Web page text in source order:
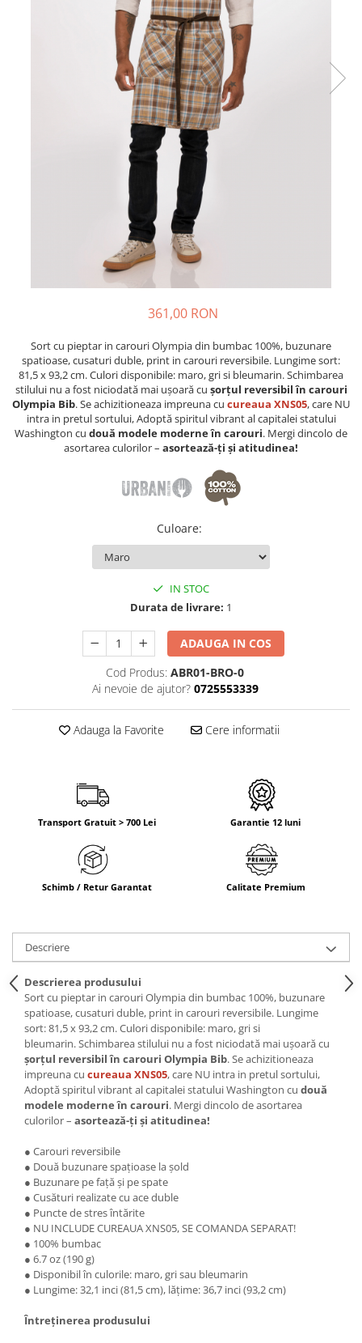
361,00 RON
Sort cu pieptar in carouri Olympia din bumbac 100%, buzunare
spatioase, cusaturi duble, print in carouri reversibile. Lungime sort:
81,5 x 93,2 cm. Culori disponibile: maro, gri si bleumarin. Schimbarea
stilului nu a fost niciodată mai ușoară cu șorțul reversibil în carouri
Olympia Bib. Se achizitioneaza impreuna cu cureaua XNS05, care NU
intra in pretul sortului, Adoptă spiritul vibrant al capitalei statului
Washington cu două modele moderne în carouri. Mergi dincolo de
asortarea culorilor – asortează-ți și atitudinea!
Culoare:
IN STOC
Durata de livrare: 1
ADAUGA IN COS
Cod Produs: ABR01-BRO-0
Ai nevoie de ajutor? 0725553339
Adauga la Favorite Cere informatii
Transport Gratuit > 700 Lei Garantie 12 luni
Schimb / Retur Garantat Calitate Premium
Descriere
Descrierea produsului
Sort cu pieptar in carouri Olympia din bumbac 100%, buzunare
spatioase, cusaturi duble, print in carouri reversibile. Lungime
sort: 81,5 x 93,2 cm. Culori disponibile: maro, gri si
bleumarin. Schimbarea stilului nu a fost niciodată mai ușoară cu
șorțul reversibil în carouri Olympia Bib. Se achizitioneaza
impreuna cu cureaua XNS05, care NU intra in pretul sortului,
Adoptă spiritul vibrant al capitalei statului Washington cu două
modele moderne în carouri. Mergi dincolo de asortarea
culorilor – asortează-ți și atitudinea!
● Carouri reversibile
● Două buzunare spațioase la șold
● Buzunare pe față și pe spate
● Cusături realizate cu ace duble
● Puncte de stres întărite
● NU INCLUDE CUREAUA XNS05, SE COMANDA SEPARAT!
● 100% bumbac
● 6.7 oz (190 g)
● Disponibil în culorile: maro, gri sau bleumarin
● Lungime: 32,1 inci (81,5 cm), lățime: 36,7 inci (93,2 cm)
Întreținerea produsului